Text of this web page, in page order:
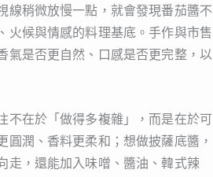
線稍微放慢一點，就會發現番茄醬不
火候與情感的料理基底。手作與市售
氣是否更自然、口感是否更完整，以
不在於「做得多複雜」，而是在於可
潤、香料更柔和；想做披薩底醬，
走，還能加入味噌、醬油、韓式辣